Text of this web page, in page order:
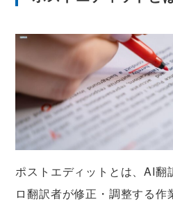
ポストエディットとは、AI翻
ロ翻訳者が修正・調整する